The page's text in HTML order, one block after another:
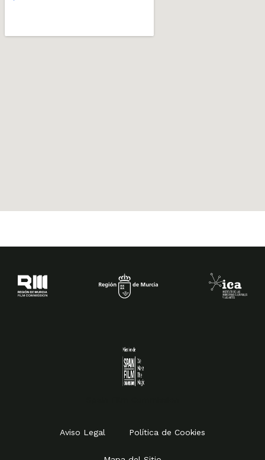
Aviso Legal Política de Cookies